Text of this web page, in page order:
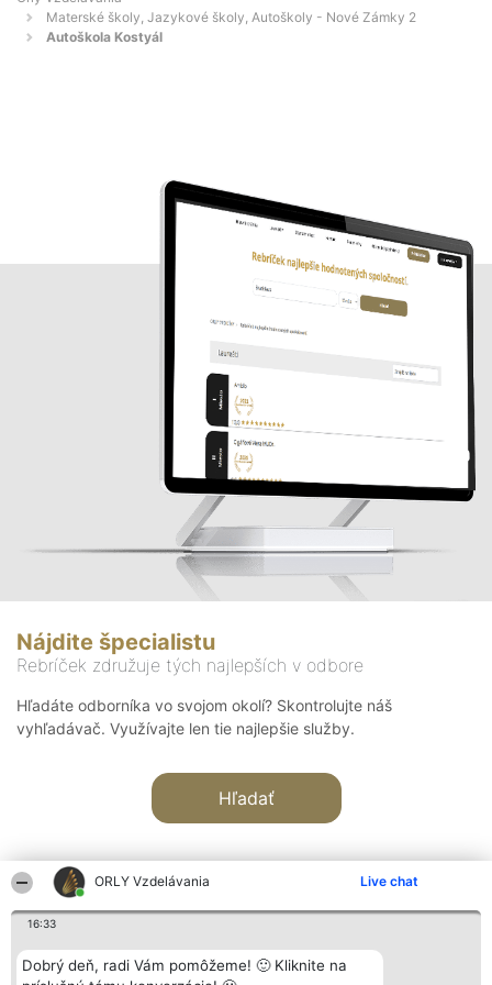
ORLY Vzdelávania Live chat
16:33
Dobrý deň, radi Vám pomôžeme! 🙂 Kliknite na
Materské školy, Jazykové školy, Autoškoly - Nové Zámky 2
Autoškola Kostyál
Nájdite špecialistu
Rebríček združuje tých najlepších v odbore
Hľadáte odborníka vo svojom okolí? Skontrolujte náš
vyhľadávač. Využívajte len tie najlepšie služby.
Hľadať
Organizátor hodnotenia
Bright Side Solutions sp. z o.
Hodnotenie
Laureáti
Kontakt
Kontakt